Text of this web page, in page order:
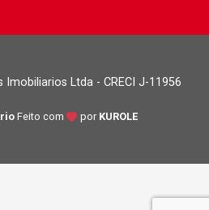
Ltda - CRECI J-11956
Feito com por KUROLE